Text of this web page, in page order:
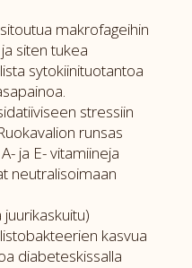
makrofageihin
siten tukea
sytokiinituotantoa
stressiin
runsas
ja E- vitamiineja
neutralisoimaan
kasvua
diabeteskissalla